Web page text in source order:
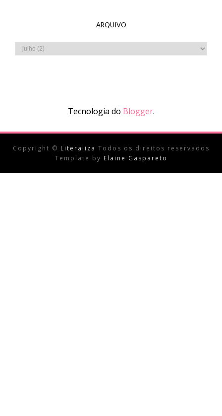
ARQUIVO
Tecnologia do Blogger.
Copyright © Literaliza Todos os direitos reservados
Template by Elaine Gaspareto